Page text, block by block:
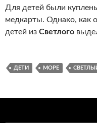
Для детей были
медкарты. Однако, как
детей из Светлого
ДЕТИ МОРЕ